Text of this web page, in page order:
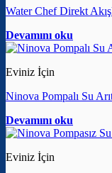
Water Chef Direkt
Devamını oku
Eviniz İçin
Ninova Pompalı Su
Devamını oku
Eviniz İçin